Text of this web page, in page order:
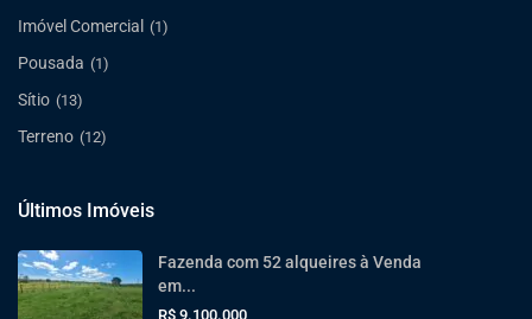
Imóvel Comercial (1)
Pousada (1)
Sítio (13)
Terreno (12)
Últimos Imóveis
Fazenda com 52 alqueires à Venda
em...
R$ 9.100.000